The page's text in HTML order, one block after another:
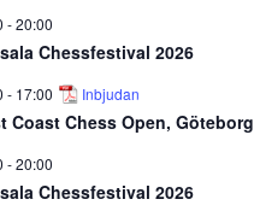
-20:00
Chessfestival 2026
- 17:00 Inbjudan
Coast Chess Open, Göteborg
-20:00
Chessfestival 2026